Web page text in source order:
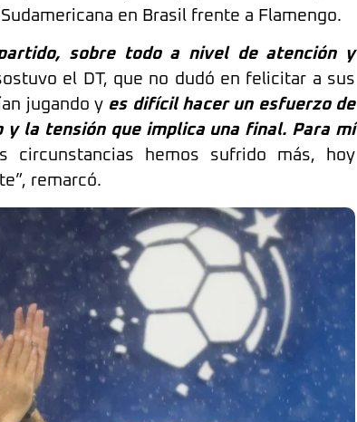
en Brasil frente a Flamengo.
sobre todo a nivel de atención y
el DT, que no dudó en felicitar a sus
jugando y es difícil hacer un esfuerzo de
la tensión que implica una final. Para mí
circunstancias hemos sufrido más, hoy
remarcó.